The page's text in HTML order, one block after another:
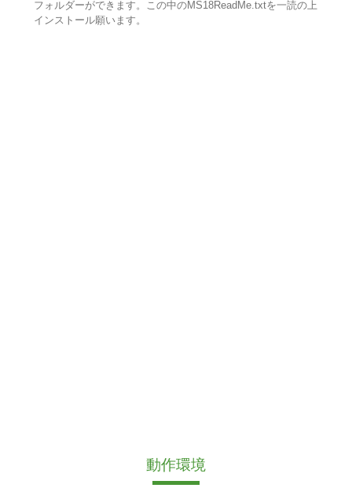
フォルダーができます。この中のMS18ReadMe.txtを一読の上
インストール願います。
動作環境